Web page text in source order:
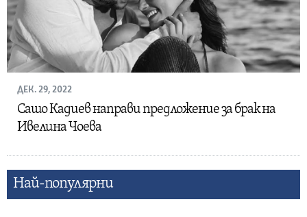
ДЕК. 29, 2022
Сашо Кадиев направи предложение за брак на
Ивелина Чоева
Най-популярни